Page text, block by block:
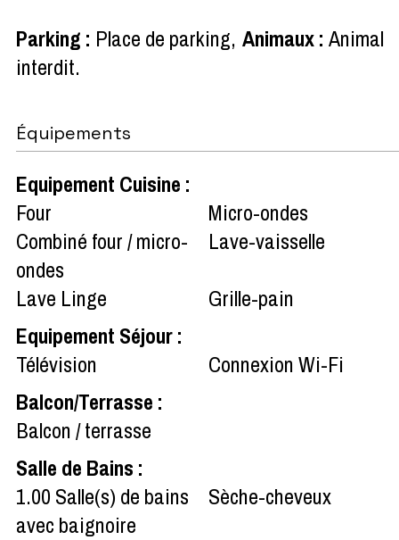
Parking : Place de parking Animaux: Animal
interdit
Équipements
Equipement Cuisine :
Four
Micro-ondes
Combiné four / micro-
ondes
Lave-vaisselle
Lave Linge
Grille-pain
Equipement Séjour:
Télévision
Connexion Wi-Fi
Balcon/Terrasse :
Balcon / terrasse
Salle de Bains :
1.00 Salle(s) de bains
avec baignoire
Sèche-cheveux